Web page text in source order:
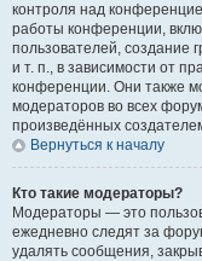
контроля над
работы конференции,
пользователей, создание
и т. п., в зависимости от
конференции. Они также
модераторов во всех
произведённых
Вернуться к началу
Кто такие модераторы?
Модераторы — это
ежедневно следят за
удалять сообщения,